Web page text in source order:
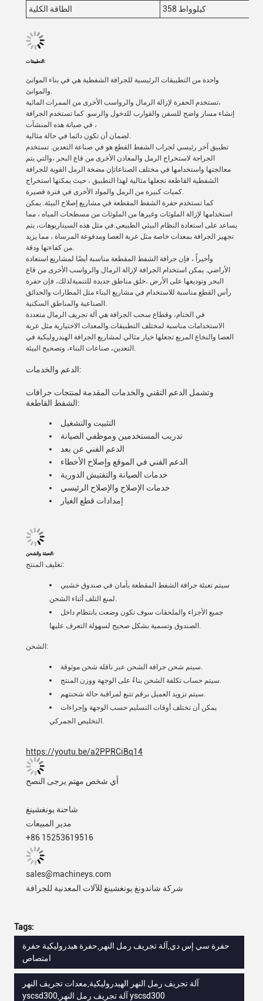
الطاقة الكلية 358 كيلوواط
التطبيقات:
واحدة من التطبيقات الرئيسية للجرافة الشفطية هي في بناء الموانئ
والموانئ.
تستخدم الحفرة لإزالة الرمال والرواسب الأخرى من الممرات المائية،
إنشاء مسار واضح للسفن والقوارب للدخول والرسو. كما تستخدم الجرافة
في صيانة هذه المنشآت ،
لضمان أن تكون دائما في حالة مثالية.
تطبيق آخر رئيسي لجراب الشفط القطع هو في صناعة التعدين. تستخدم
الجراجة لاستخراج الرمل والمعادن الأخرى من قاع البحر ،والتي يتم
معالجتها واستخدامها في مختلف الصناعاتإن مضخة الرمل القوية للجرافة
الشفطية القاطعة تجعلها مثالية لهذا التطبيق ، حيث يمكنها استخراج
كميات كبيرة من الرمل والمواد الأخرى في فترة قصيرة.
كما تستخدم حفرة الشفط المقطعة في مشاريع إصلاح البيئة. يمكن
استخدامها لإزالة الملوثات وغيرها من الملوثات من مسطحات المياه ، مما
يساعد على استعادة النظام البيئي الطبيعي.في مثل هذه السيناريوهات، يتم
تجهيز الجرافة بمعدات خاصة مثل عربة العصا ومدفوعة المرساة ، مما يزيد
من كفاءتها ودقة.
وأخيراً ، فإن جرافة الشفط المقطعة مناسبة أيضًا لمشاريع استعادة
الأراضي. يمكن استخدام الجرافة لإزالة الرمال والرواسب الأخرى من قاع
البحر وتوديعها على الأرض ،خلق مناطق جديدة للتنميةلذلك، فإن حفرة
رأس القطع مناسبة للاستخدام في مشاريع البناء مثل المطارات والحدائق
الصناعية والمناطق السكنية.
في الختام، وقطاع سحب الجرافة هي آلة تجريف الرمال متعددة
الاستخدامات مناسبة لمختلف التطبيقات.والمعدات الاختيارية مثل عربة
العصا والنخاع المربع تجعلها خيار مثالي لمشاريع الجرافة الهيدروليكية في
التعدين، صناعات البناء، وتصحيح البيئة.
الدعم والخدمات:
وتشمل الدعم التقني والخدمات المقدمة لمنتجات جرافات
الشفط القاطعة:
التثبيت والتشغيل
تدريب المستخدمين وموظفي الصيانة
الدعم الفني عن بعد
الدعم الفني في الموقع وإصلاح الأخطاء
خدمات الصيانة والتفتيش الدورية
خدمات الإصلاح والإصلاح الرئيسي
إمدادات قطع الغيار
التعبئة والشحن:
تغليف المنتج:
سيتم تعبئة جرافة الشفط المقطعة بأمان في صندوق خشبي
لمنع التلف أثناء الشحن.
جميع الأجزاء والملحقات سوف تكون وضعت بانتظام داخل
الصندوق وتسمية بشكل صحيح لسهولة التعرف عليها.
الشحن:
سيتم شحن جرافة الشحن عبر ناقلة شحن موثوقة.
سيتم حساب تكلفة الشحن بناءً على الوجهة ووزن المنتج.
سيتم تزويد العميل برقم تتبع لمراقبة حالة شحنتهم.
يمكن أن تختلف أوقات التسليم حسب الوجهة وإجراءات
التخليص الجمركي.
https://youtu.be/a2PPRCiBq14
أي شخص مهتم يرجى النصح
شاحنة يونغشينغ
مدير المبيعات
+86 15253619516
sales@machineys.com
شركة شاندونغ يونغشينغ للآلات المعدنية للجرافة
Tags:
حفرة سي إس دي,آلة تجريف رمل النهر,حفرة هيدروليكية حفرة
امتصاص
آلة تجريف رمل النهر الهيدروليكية,معدات تجريف النهر
yscsd300,آلة تجريف رمل النهر yscsd300